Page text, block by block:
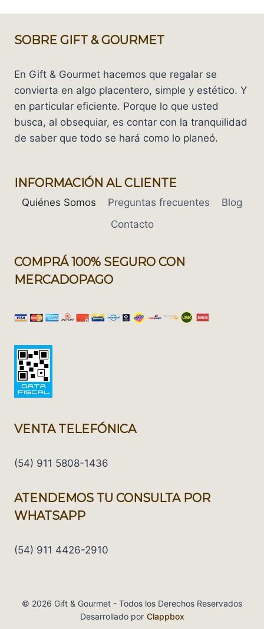
SOBRE GIFT & GOURMET
En Gift & Gourmet hacemos que regalar se
convierta en algo placentero, simple y estético. Y
en particular eficiente. Porque lo que usted
busca, al obsequiar, es contar con la tranquilidad
de saber que todo se hará como lo planeó.
INFORMACIÓN AL CLIENTE
Quiénes Somos Preguntas frecuentes
Blog
Contacto
COMPRÁ 100% SEGURO CON
MERCADOPAGO
VENTA TELEFÓNICA
(54) 911 5808-1436
ATENDEMOS TU CONSULTA POR
WHATSAPP
(54) 911 4426-2910
© 2026 Gift & Gourmet - Todos los Derechos Reservados
Desarrollado por Clappbox